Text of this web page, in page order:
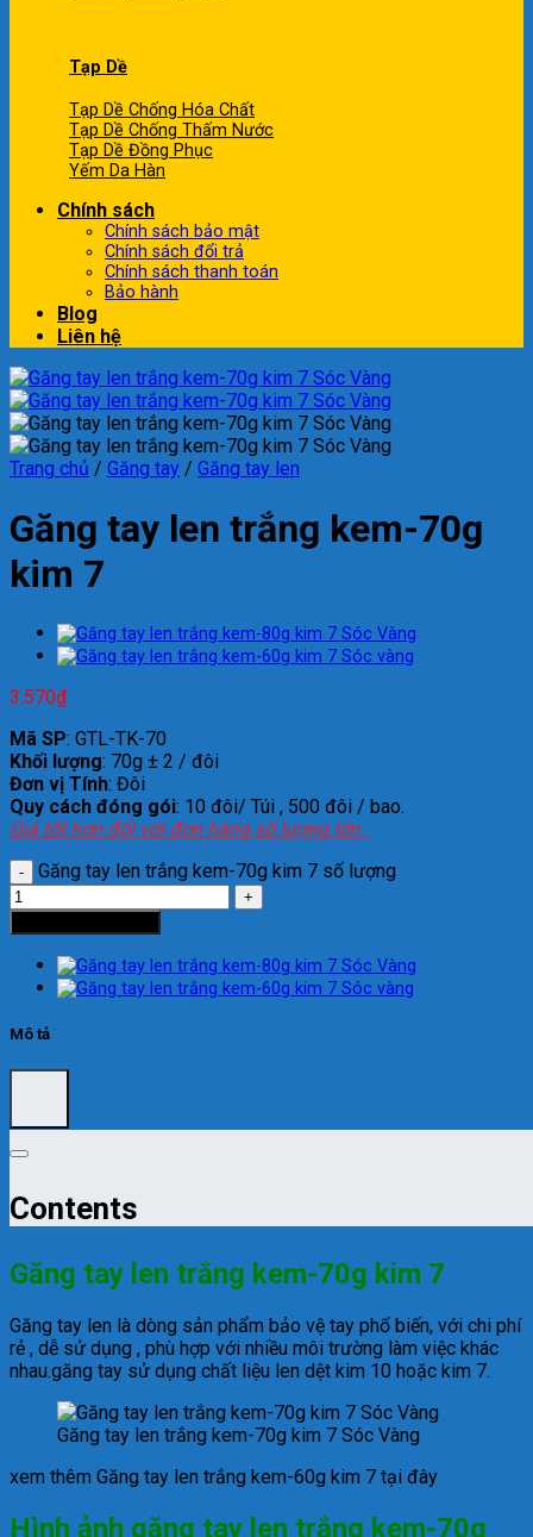
Tạp Dề
Tạp Dề Chống Hóa Chất
Tạp Dề Chống Thấm Nước
Tạp Dề Đồng Phục
Yếm Da Hàn
Chính sách
Chính sách bảo mật
Chính sách đổi trả
Chính sách thanh toán
Bảo hành
Blog
Liên hệ
Trang chủ / Găng tay / Găng tay len
Găng tay len trắng kem-70g
kim 7
3.570₫
Mã SP: GTL-TK-70
Khối lượng: 70g ± 2 / đôi
Đơn vị Tính: Đôi
Quy cách đóng gói: 10 đôi/ Túi , 500 đôi / bao.
Giá tốt hơn đối với đơn hàng số lượng lớn .
Găng tay len trắng kem-70g kim 7 số lượng
Mô tả
Contents
Găng tay len trắng kem-70g kim 7
Găng tay len là dòng sản phẩm bảo vệ tay phổ biến, với chi phí
rẻ , dễ sử dụng , phù hợp với nhiều môi trường làm việc khác
nhau.găng tay sử dụng chất liệu len dệt kim 10 hoặc kim 7.
Găng tay len trắng kem-70g kim 7 Sóc Vàng
xem thêm Găng tay len trắng kem-60g kim 7 tại đây
Hình ảnh găng tay len trắng kem-70g